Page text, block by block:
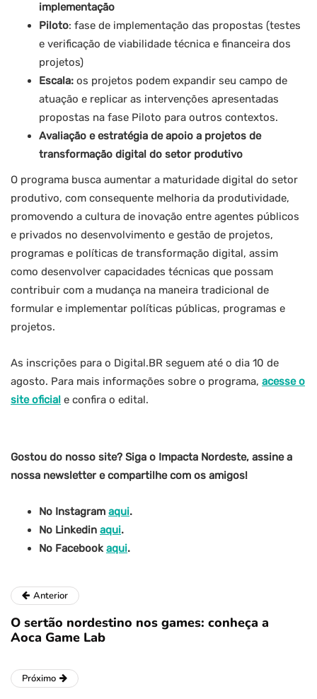
implementação
Piloto: fase de implementação das propostas (testes
e verificação de viabilidade técnica e financeira dos
projetos)
Escala: os projetos podem expandir seu campo de
atuação e replicar as intervenções apresentadas
propostas na fase Piloto para outros contextos.
Avaliação e estratégia de apoio a projetos de
transformação digital do setor produtivo
O programa busca aumentar a maturidade digital do setor
produtivo, com consequente melhoria da produtividade,
promovendo a cultura de inovação entre agentes públicos
e privados no desenvolvimento e gestão de projetos,
programas e políticas de transformação digital, assim
como desenvolver capacidades técnicas que possam
contribuir com a mudança na maneira tradicional de
formular e implementar políticas públicas, programas e
projetos.
As inscrições para o Digital.BR seguem até o dia 10 de
agosto. Para mais informações sobre o programa, acesse o
site oficial e confira o edital.
Gostou do nosso site? Siga o Impacta Nordeste, assine a
nossa newsletter e compartilhe com os amigos!
No Instagram aqui.
No Linkedin aqui.
No Facebook aqui.
Anterior
O sertão nordestino nos games: conheça a
Aoca Game Lab
Próximo